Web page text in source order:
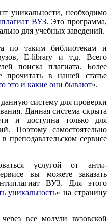
уникальности, необходимо
ВУЗ. Это программа,
для учебных заведений.
по таким библиотекам и
E-library и т.д. Всего
поиска плагиата. Более
в нашей статье
это и какие они бывают».
систему для проверки
Данная система скрыта
и доступна только для
Поэтому самостоятельно
преподавательском сервисе
услугой от анти-
вы можете заказать
ВУЗ. Для этого
уникальность» на страницу
все модули вузовской